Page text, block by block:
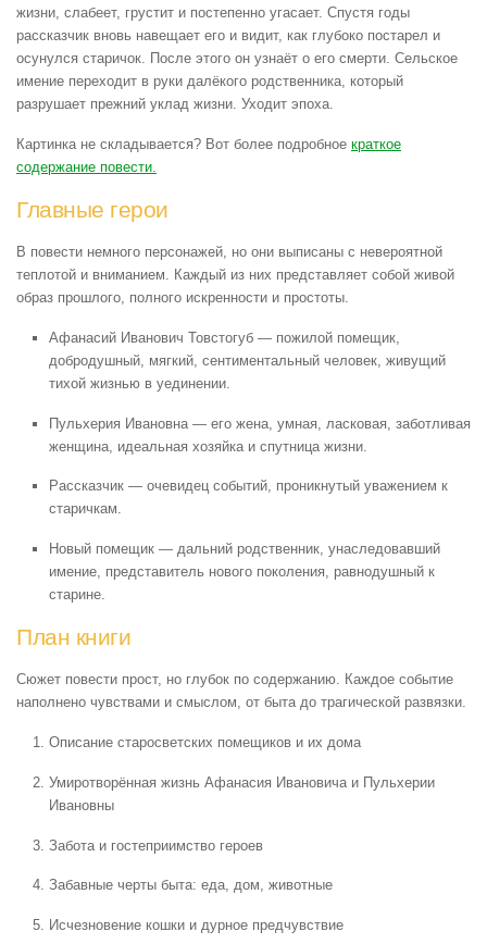
жизни, слабеет, грустит и постепенно угасает. Спустя годы
рассказчик вновь навещает его и видит, как глубоко постарел и
осунулся старичок. После этого он узнаёт о его смерти. Сельское
имение переходит в руки далёкого родственника, который
разрушает прежний уклад жизни. Уходит эпоха.
Картинка не складывается? Вот более подробное краткое
содержание повести.
Главные герои
В повести немного персонажей, но они выписаны с невероятной
теплотой и вниманием. Каждый из них представляет собой живой
образ прошлого, полного искренности и простоты.
Афанасий Иванович Товстогуб — пожилой помещик,
добродушный, мягкий, сентиментальный человек, живущий
тихой жизнью в уединении.
Пульхерия Ивановна — его жена, умная, ласковая, заботливая
женщина, идеальная хозяйка и спутница жизни.
Рассказчик — очевидец событий, проникнутый уважением к
старичкам.
Новый помещик — дальний родственник, унаследовавший
имение, представитель нового поколения, равнодушный к
старине.
План книги
Сюжет повести прост, но глубок по содержанию. Каждое событие
наполнено чувствами и смыслом, от быта до трагической развязки.
Описание старосветских помещиков и их дома
Умиротворённая жизнь Афанасия Ивановича и Пульхерии
Ивановны
Забота и гостеприимство героев
Забавные черты быта: еда, дом, животные
Исчезновение кошки и дурное предчувствие